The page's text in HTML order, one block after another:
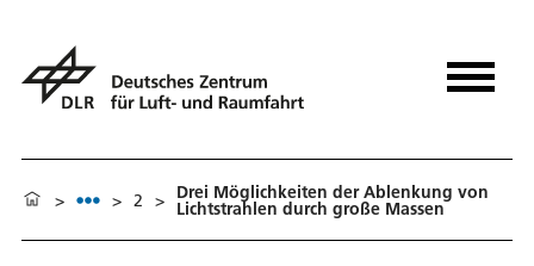
> > 2 > Drei Möglichkeiten der Ablenkung von
Lichtstrahlen durch große Massen